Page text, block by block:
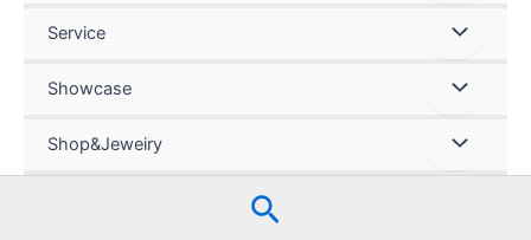
Service
Showcase
Shop&Jeweiry
検